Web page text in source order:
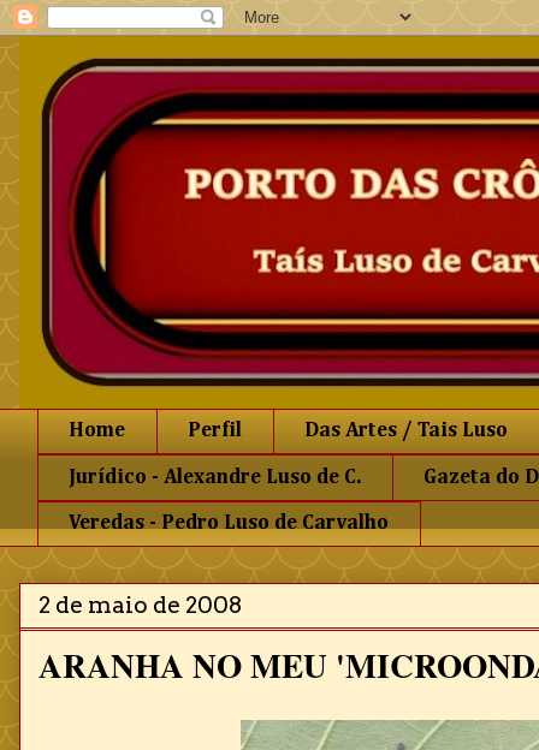
Home Perfil Das Artes / Tais Luso
Jurídico - Alexandre Luso de C. Gazeta do
Veredas - Pedro Luso de Carvalho
2 de maio de 2008
ARANHA NO MEU